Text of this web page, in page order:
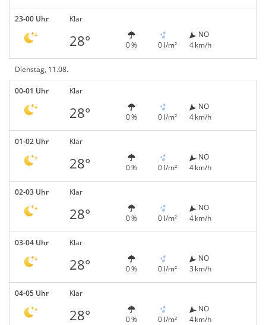
23-00 Uhr Klar
28° 0 % 0 l/m²
NO
4 km/h
Dienstag, 11.08.
00-01 Uhr Klar
28° 0 % 0 l/m²
NO
4 km/h
01-02 Uhr Klar
28° 0 % 0 l/m²
NO
4 km/h
02-03 Uhr Klar
28° 0 % 0 l/m²
NO
4 km/h
03-04 Uhr Klar
28° 0 % 0 l/m²
NO
3 km/h
04-05 Uhr Klar
28° 0 % 0 l/m²
NO
4 km/h